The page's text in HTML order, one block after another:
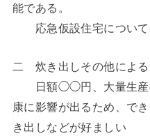
能である。
応急仮設住宅について
二 炊き出しその他によ
日額◯◯円、大量生産
康に影響が出るため、で
き出しなどが好ましい